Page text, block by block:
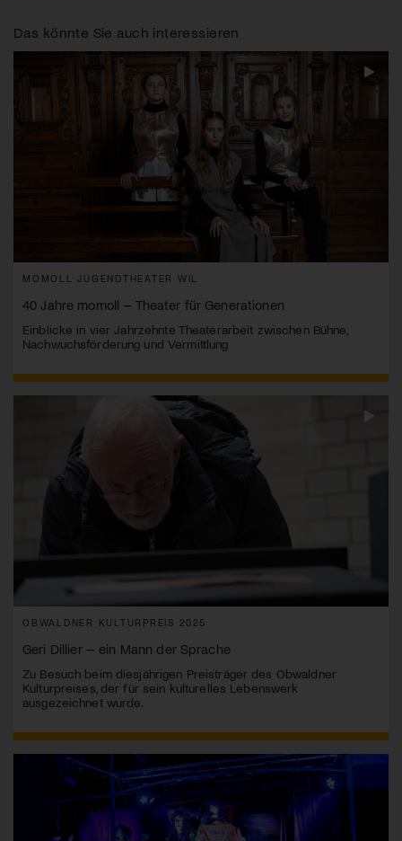
Das könnte Sie auch interessieren
MOMOLL JUGENDTHEATER WIL
40 Jahre momoll – Theater für Generationen
Einblicke in vier Jahrzehnte Theaterarbeit zwischen Bühne,
Nachwuchsförderung und Vermittlung
OBWALDNER KULTURPREIS 2025
Geri Dillier – ein Mann der Sprache
Zu Besuch beim diesjährigen Preisträger des Obwaldner
Kulturpreises, der für sein kulturelles Lebenswerk
ausgezeichnet wurde.